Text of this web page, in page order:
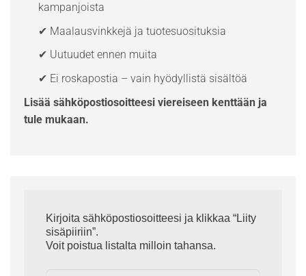
kampanjoista
✔ Maalausvinkkejä ja tuotesuosituksia
✔ Uutuudet ennen muita
✔ Ei roskapostia – vain hyödyllistä sisältöä
Lisää sähköpostiosoitteesi viereiseen kenttään ja
tule mukaan.
Kirjoita sähköpostiosoitteesi ja klikkaa “Liity
sisäpiiriin”.
Voit poistua listalta milloin tahansa.